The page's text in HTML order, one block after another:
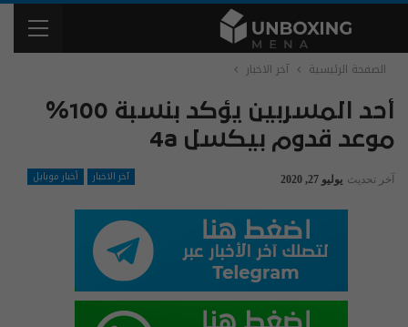
الصفحة الرئيسية آخر الاخبار
أحد المسربين يؤكد بنسبة 100%
موعد قدوم بيكسل 4a
آخر الاخبار أخبار موبايل آخر تحديث يوليو 27, 2020